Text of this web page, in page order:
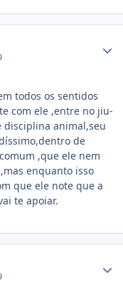
todos os sentidos
com ele ,entre no jiu-
animal,seu
de
,que ele nem
enquanto isso
que ele note que a
te apoiar.